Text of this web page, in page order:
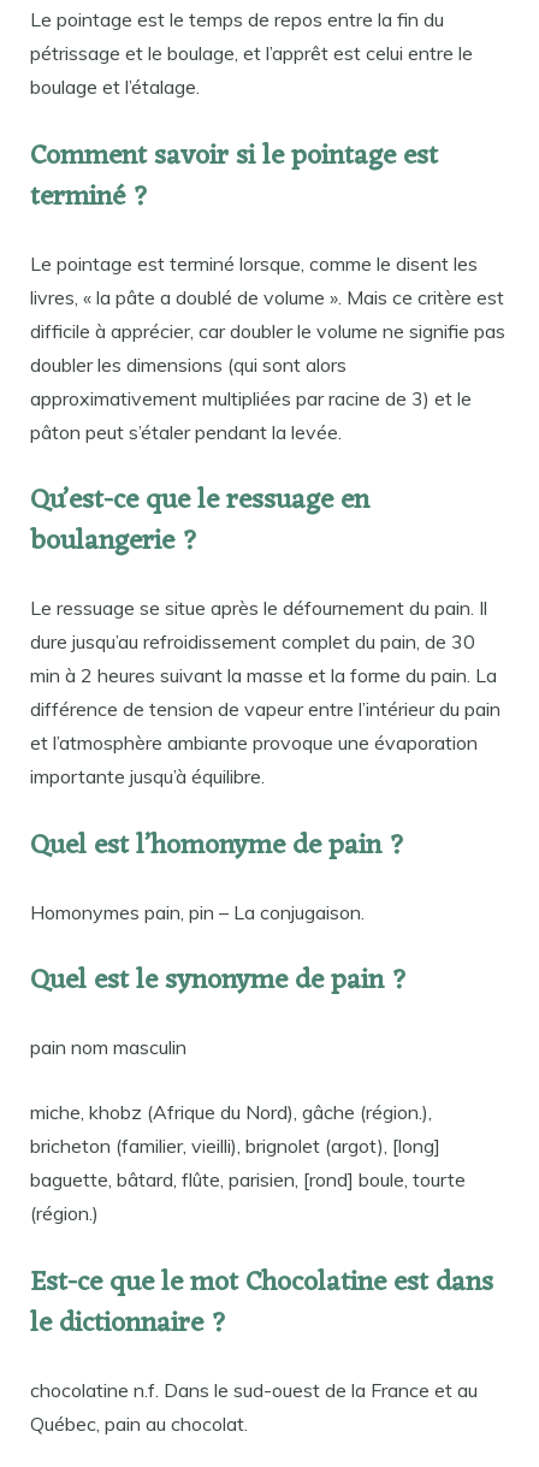
Le pointage est le temps de repos entre la fin du
pétrissage et le boulage, et l’apprêt est celui entre le
boulage et l’étalage.
Comment savoir si le pointage est
terminé ?
Le pointage est terminé lorsque, comme le disent les
livres, « la pâte a doublé de volume ». Mais ce critère est
difficile à apprécier, car doubler le volume ne signifie pas
doubler les dimensions (qui sont alors
approximativement multipliées par racine de 3) et le
pâton peut s’étaler pendant la levée.
Qu’est-ce que le ressuage en
boulangerie ?
Le ressuage se situe après le défournement du pain. Il
dure jusqu’au refroidissement complet du pain, de 30
min à 2 heures suivant la masse et la forme du pain. La
différence de tension de vapeur entre l’intérieur du pain
et l’atmosphère ambiante provoque une évaporation
importante jusqu’à équilibre.
Quel est l’homonyme de pain ?
Homonymes pain, pin – La conjugaison.
Quel est le synonyme de pain ?
pain nom masculin
miche, khobz (Afrique du Nord), gâche (région.),
bricheton (familier, vieilli), brignolet (argot), [long]
baguette, bâtard, flûte, parisien, [rond] boule, tourte
(région.)
Est-ce que le mot Chocolatine est dans
le dictionnaire ?
chocolatine n.f. Dans le sud-ouest de la France et au
Québec, pain au chocolat.